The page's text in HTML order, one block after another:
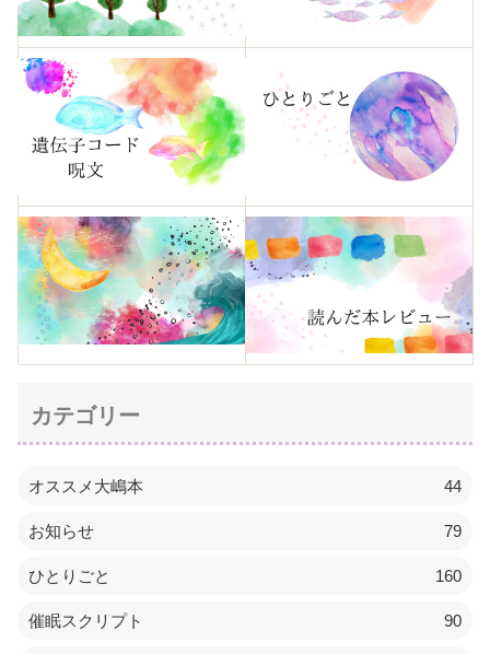
カテゴリー
オススメ大嶋本 44
お知らせ 79
ひとりごと 160
催眠スクリプト 90